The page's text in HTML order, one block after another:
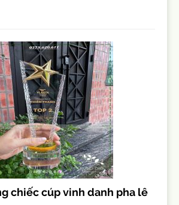
chiếc cúp vinh danh pha lê